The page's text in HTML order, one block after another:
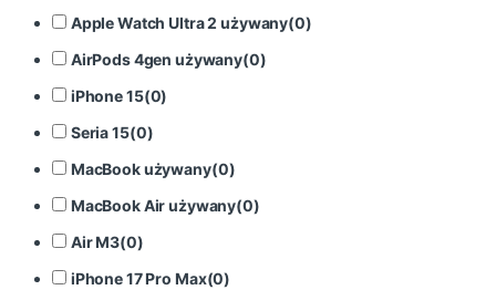
Apple Watch Ultra 2 używany(0)
AirPods 4gen używany(0)
iPhone 15(0)
Seria 15(0)
MacBook używany(0)
MacBook Air używany(0)
Air M3(0)
iPhone 17 Pro Max(0)